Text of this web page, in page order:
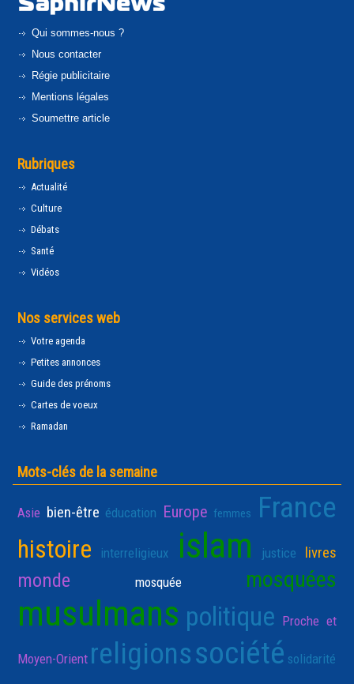
Qui sommes-nous ?
Nous contacter
Régie publicitaire
Mentions légales
Soumettre article
Rubriques
Actualité
Culture
Débats
Santé
Vidéos
Nos services web
Votre agenda
Petites annonces
Guide des prénoms
Cartes de voeux
Ramadan
Mots-clés de la semaine
Asie bien-être éducation Europe femmes France
histoire interreligieux islam justice livres
monde mosquée mosquées
musulmans politique Proche et
Moyen-Orient religionssociété solidarité